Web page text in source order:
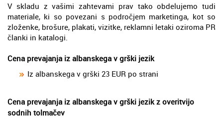
V skladu z vašimi zahtevami prav tako obdelujemo tudi
materiale, ki so povezani s področjem marketinga, kot so
zloženke, brošure, plakati, vizitke, reklamni letaki oziroma PR
članki in katalogi.
Cena prevajanja iz albanskega v grški jezik
Iz albanskega v grški 23 EUR po strani
Cena prevajanja iz albanskega v grški jezik z overitvijo
sodnih tolmačev